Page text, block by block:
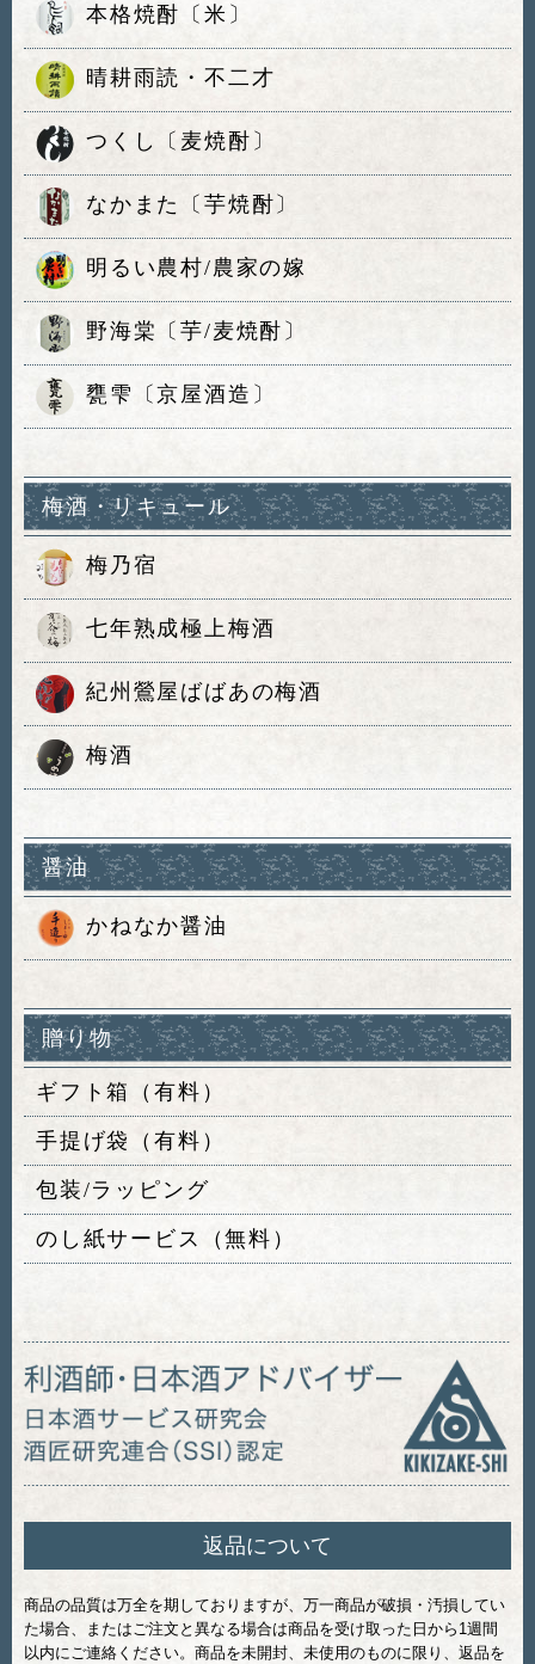
本格焼酎〔米〕
晴耕雨読・不二才
つくし〔麦焼酎〕
なかまた〔芋焼酎〕
明るい農村/農家の嫁
野海棠〔芋/麦焼酎〕
甕雫〔京屋酒造〕
梅酒・リキュール
梅乃宿
七年熟成極上梅酒
紀州鶯屋ばばあの梅酒
梅酒
醤油
かねなか醤油
贈り物
ギフト箱（有料）
手提げ袋（有料）
包装/ラッピング
のし紙サービス（無料）
返品について
商品の品質は万全を期しておりますが、万一商品が破損・汚損してい
た場合、またはご注文と異なる場合は商品を受け取った日から1週間
以内にご連絡ください。商品を未開封、未使用のものに限り、返品を